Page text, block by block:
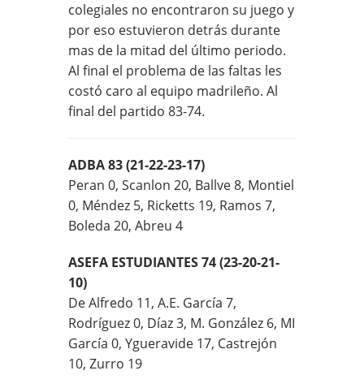
colegiales no encontraron su juego y
por eso estuvieron detrás durante
mas de la mitad del último periodo.
Al final el problema de las faltas les
costó caro al equipo madrileño. Al
final del partido 83-74.
ADBA 83 (21-22-23-17)
Peran 0, Scanlon 20, Ballve 8, Montiel
0, Méndez 5, Ricketts 19, Ramos 7,
Boleda 20, Abreu 4
ASEFA ESTUDIANTES 74 (23-20-21-
10)
De Alfredo 11, A.E. García 7,
Rodríguez 0, Díaz 3, M. González 6, MI
García 0, Ygueravide 17, Castrejón
10, Zurro 19